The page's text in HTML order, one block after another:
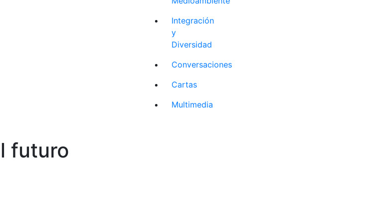
Integración
y
Diversidad
Conversaciones
Cartas
Multimedia
futuro